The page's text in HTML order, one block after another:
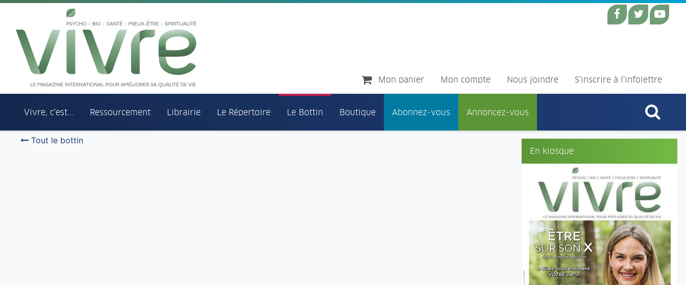
Aller au menu principal
Aller au contenu principal
Mon panier Mon compte Nous joindre S'inscrire à l'infolettre
Vivre, c'est... Ressourcement Librairie Le Répertoire Le Bottin Boutique Abonnez-vous Annoncez-vous
En kiosque
Tout le bottin